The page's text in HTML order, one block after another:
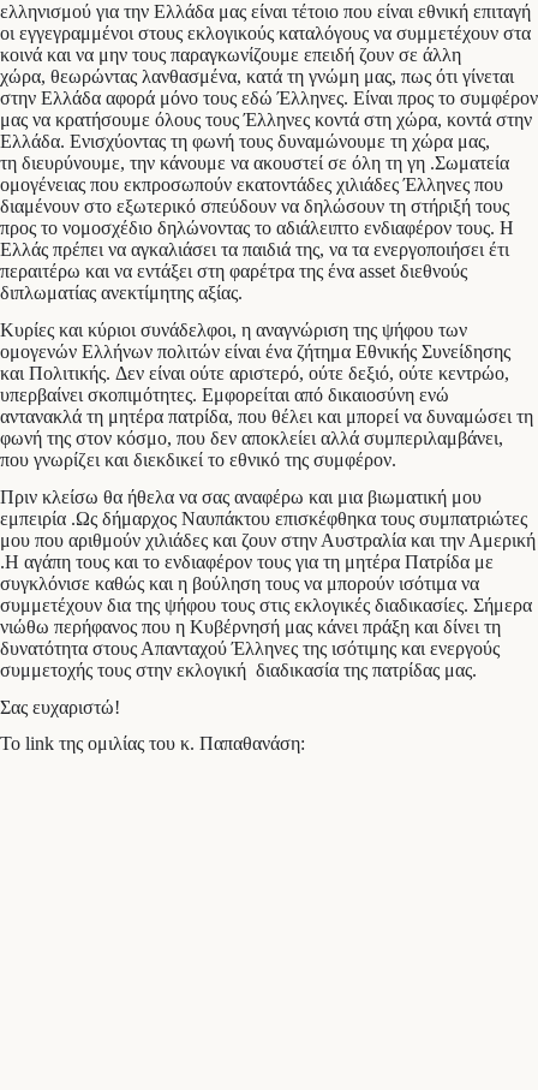
ελληνισμού για την Ελλάδα μας είναι τέτοιο που είναι εθνική επιταγή
οι εγγεγραμμένοι στους εκλογικούς καταλόγους να συμμετέχουν στα
κοινά και να μην τους παραγκωνίζουμε επειδή ζουν σε άλλη
χώρα, θεωρώντας λανθασμένα, κατά τη γνώμη μας, πως ότι γίνεται
στην Ελλάδα αφορά μόνο τους εδώ Έλληνες. Είναι προς το συμφέρον
μας να κρατήσουμε όλους τους Έλληνες κοντά στη χώρα, κοντά στην
Ελλάδα. Ενισχύοντας τη φωνή τους δυναμώνουμε τη χώρα μας,
τη διευρύνουμε, την κάνουμε να ακουστεί σε όλη τη γη .Σωματεία
ομογένειας που εκπροσωπούν εκατοντάδες χιλιάδες Έλληνες που
διαμένουν στο εξωτερικό σπεύδουν να δηλώσουν τη στήριξή τους
προς το νομοσχέδιο δηλώνοντας το αδιάλειπτο ενδιαφέρον τους. Η
Ελλάς πρέπει να αγκαλιάσει τα παιδιά της, να τα ενεργοποιήσει έτι
περαιτέρω και να εντάξει στη φαρέτρα της ένα asset διεθνούς
διπλωματίας ανεκτίμητης αξίας.
​Κυρίες και κύριοι συνάδελφοι, η αναγνώριση της ψήφου των
ομογενών Ελλήνων πολιτών είναι ένα ζήτημα Εθνικής Συνείδησης
και Πολιτικής. Δεν είναι ούτε αριστερό, ούτε δεξιό, ούτε κεντρώο,
υπερβαίνει σκοπιμότητες. Εμφορείται από δικαιοσύνη ενώ
αντανακλά τη μητέρα πατρίδα, που θέλει και μπορεί να δυναμώσει τη
φωνή της στον κόσμο, που δεν αποκλείει αλλά συμπεριλαμβάνει,
που γνωρίζει και διεκδικεί το εθνικό της συμφέρον.
​Πριν κλείσω θα ήθελα να σας αναφέρω και μια βιωματική μου
εμπειρία .Ως δήμαρχος Ναυπάκτου επισκέφθηκα τους συμπατριώτες
μου που αριθμούν χιλιάδες και ζουν στην Αυστραλία και την Αμερική
.Η αγάπη τους και το ενδιαφέρον τους για τη μητέρα Πατρίδα με
συγκλόνισε καθώς και η βούληση τους να μπορούν ισότιμα να
συμμετέχουν δια της ψήφου τους στις εκλογικές διαδικασίες. Σήμερα
νιώθω περήφανος που η Κυβέρνησή μας κάνει πράξη και δίνει τη
δυνατότητα στους Απανταχού Έλληνες της ισότιμης και ενεργούς
συμμετοχής τους στην εκλογική διαδικασία της πατρίδας μας.
Σας ευχαριστώ!
To link της ομιλίας του κ. Παπαθανάση: